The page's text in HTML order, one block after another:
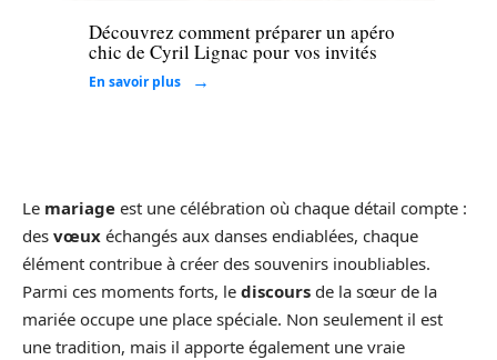
Découvrez comment préparer un apéro
chic de Cyril Lignac pour vos invités
En savoir plus
Le mariage est une célébration où chaque détail compte :
des vœux échangés aux danses endiablées, chaque
élément contribue à créer des souvenirs inoubliables.
Parmi ces moments forts, le discours de la sœur de la
mariée occupe une place spéciale. Non seulement il est
une tradition, mais il apporte également une vraie